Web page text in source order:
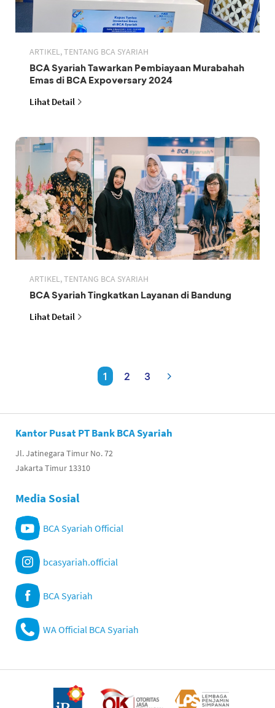
ARTIKEL, TENTANG BCA SYARIAH
BCA Syariah Tawarkan Pembiayaan Murabahah
Emas di BCA Expoversary 2024
Lihat Detail
ARTIKEL, TENTANG BCA SYARIAH
BCA Syariah Tingkatkan Layanan di Bandung
Lihat Detail
1 2 3
Kantor Pusat PT Bank BCA Syariah
Jl. Jatinegara Timur No. 72
Jakarta Timur 13310
Media Sosial
BCA Syariah Official
bcasyariah.official
BCA Syariah
WA Official BCA Syariah